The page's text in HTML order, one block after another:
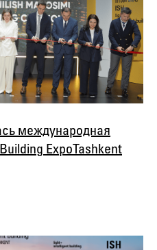
международная
Expo Tashkent